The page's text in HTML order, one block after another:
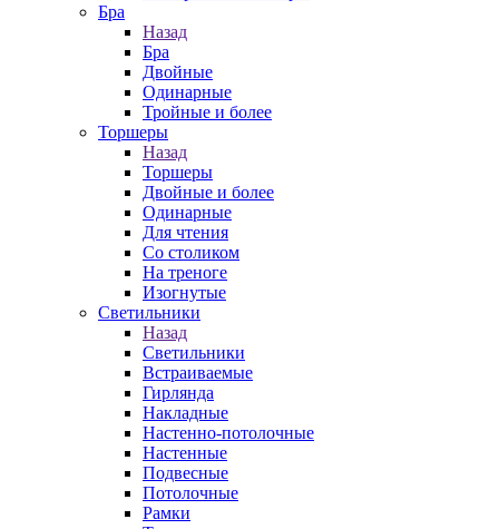
Бра
Назад
Бра
Двойные
Одинарные
Тройные и более
Торшеры
Назад
Торшеры
Двойные и более
Одинарные
Для чтения
Со столиком
На треноге
Изогнутые
Светильники
Назад
Светильники
Встраиваемые
Гирлянда
Накладные
Настенно-потолочные
Настенные
Подвесные
Потолочные
Рамки